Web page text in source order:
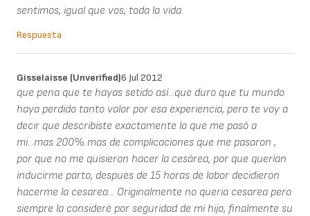
sentimos, igual que vos, toda la vida.
Respuesta
Gisselaisse (unverified)6 Jul 2012
que pena que te hayas setido así...que duro que tu mundo
haya perdido tanto valor por esa experiencia, pero te voy a
decir que describiste exactamente lo que me pasó a
mi...mas 200% mas de complicaciones que me pasaron ,
por que no me quisieron hacer la cesárea, por que querían
inducirme parto, despues de 15 horas de labor decidieron
hacerme la cesarea... Originalmente no queria cesarea pero
siempre la consideré por seguridad de mi hijo, finalmente su